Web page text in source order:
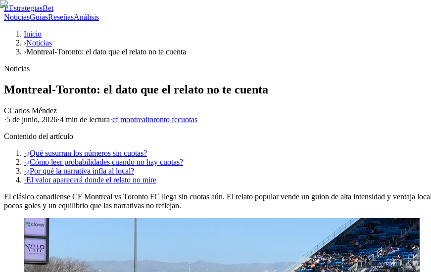
EEstrategiasBet
NoticiasGuíasReseñasAnálisis
Inicio
›Noticias
›Montreal-Toronto: el dato que el relato no te cuenta
Noticias
Montreal-Toronto: el dato que el relato no te cuenta
CCarlos Méndez
·5 de junio, 2026·4 min de lectura·cf montrealtoronto fccuotas
Contenido del artículo
·¿Qué susurran los números sin cuotas?
·¿Cómo leer probabilidades cuando no hay cuotas?
·¿Por qué la narrativa infla al local?
·El valor aparecerá donde el relato no mire
El clásico canadiense CF Montreal vs Toronto FC llega sin cuotas aún. El relato popular vende un guion de alta intensidad y ventaja
pocos goles y un equilibrio que las narrativas no reflejan.